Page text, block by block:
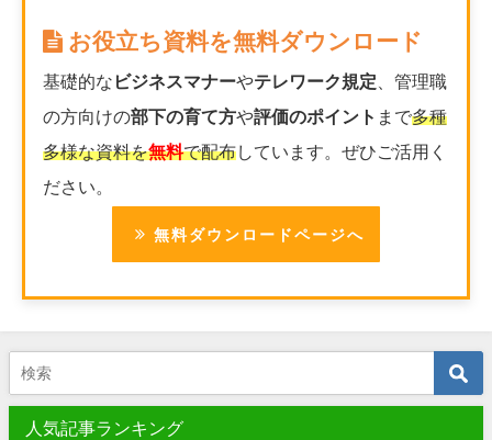
お役立ち資料を無料ダウンロード
基礎的な ビジネスマナーやテレワーク規定 、管理職
の方向けの部下の育て方や評価のポイント まで多種
多様な資料を無料で配布しています。ぜひご活用く
ださい。
無料ダウンロードページへ
人気記事ランキング